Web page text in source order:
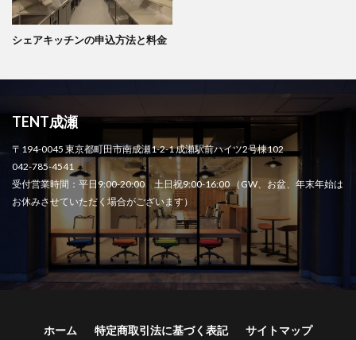
シェアキッチンの申込方法と料金
TENT成瀬
〒194-0045 東京都町田市南成瀬1-2-1 成瀬駅前ハイツ2号棟102
042-785-4541
受付営業時間：平日9:00-20:00 土日祝9:00-16:00 （GW、お盆、年末年始は
お休みさせていただく場合がございます）
ホーム 特定商取引法に基づく表記 サイトマップ